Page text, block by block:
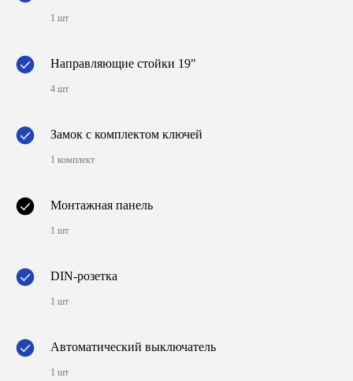
1 шт
Направляющие стойки 19"
4 шт
Замок с комплектом ключей
1 комплект
Монтажная панель
1 шт
DIN-розетка
1 шт
Автоматический выключатель
1 шт